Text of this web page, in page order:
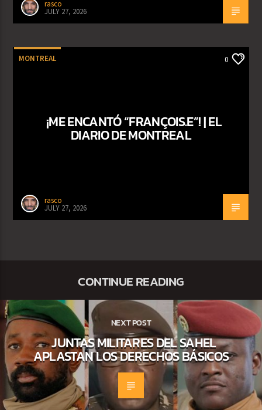
rasco
JULY 27, 2026
MONTREAL 0
¡ME ENCANTÓ “FRANÇOIS.E”! | EL
DIARIO DE MONTREAL
rasco
JULY 27, 2026
CONTINUE READING
NEXT POST
JUNTAS MILITARES DEL SAHEL
APLASTAN LOS DERECHOS BÁSICOS